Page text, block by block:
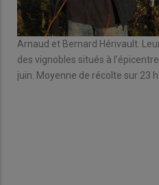
Arnaud et Bernard Hérivault.
des vignobles situés à
juin. Moyenne de récolte sur 23